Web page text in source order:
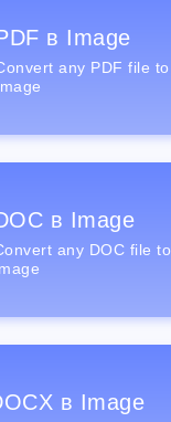
в Image
any PDF file to
в Image
any DOC file to
в Image